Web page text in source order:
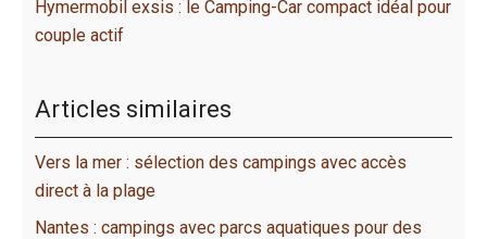
Hymermobil exsis : le Camping-Car compact idéal pour
couple actif
Articles similaires
Vers la mer : sélection des campings avec accès
direct à la plage
Nantes : campings avec parcs aquatiques pour des